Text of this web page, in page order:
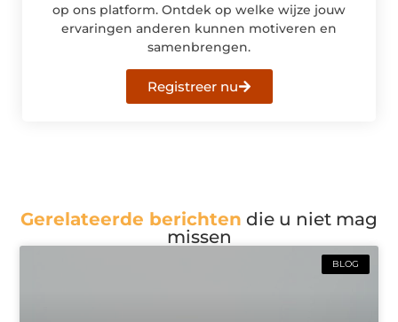
op ons platform. Ontdek op welke wijze jouw
ervaringen anderen kunnen motiveren en
samenbrengen.
Registreer nu
Gerelateerde berichten die u niet mag
missen
BLOG